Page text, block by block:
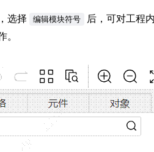
选择 编辑模块符号
后，可对工程
。